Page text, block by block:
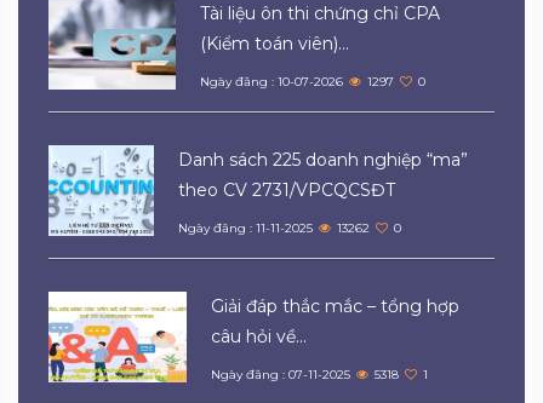
Tài liệu ôn thi chứng chỉ CPA
(Kiểm toán viên)...
Ngày đăng : 10-07-2026 1297 0
Danh sách 225 doanh nghiệp “ma”
theo CV 2731/VPCQCSĐT
Ngày đăng : 11-11-2025 13262 0
Giải đáp thắc mắc – tổng hợp
câu hỏi về...
Ngày đăng : 07-11-2025 5318 1